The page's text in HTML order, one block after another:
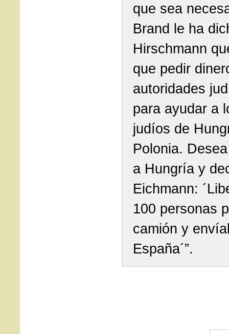
que sea
Brand le ha
Hirschmann
que pedir
autoridades
para ayudar a
judíos de
Polonia.
a Hungría y
Eichmann:
100 personas
camión y
España´”.